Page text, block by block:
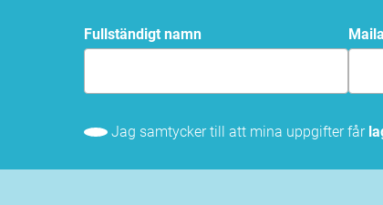
Fullständigt namn
Jag samtycker till att mina uppgifter får